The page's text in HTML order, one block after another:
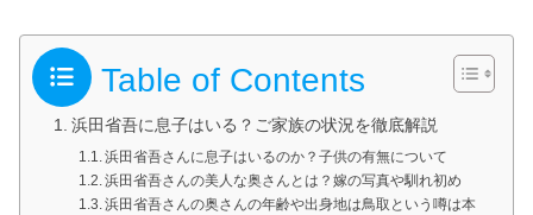
Table of Contents
浜田省吾に息子はいる？ご家族の状況を徹底解説
浜田省吾さんに息子はいるのか？子供の有無について
浜田省吾さんの美人な奥さんとは？嫁の写真や馴れ初め
浜田省吾さんの奥さんの年齢や出身地は鳥取という噂は本